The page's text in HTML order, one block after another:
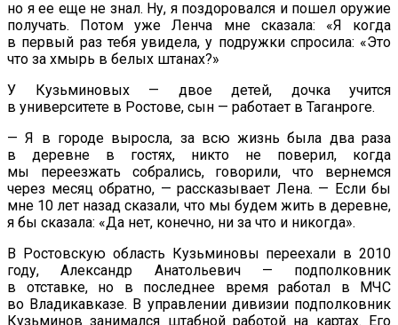
но я ее еще не знал. Ну, я поздоровался и пошел оружие
получать. Потом уже Ленча мне сказала: «Я
когда
в первый раз тебя увидела, у подружки спросила: «Это
что за хмырь в белых штанах?»
У
Кузьминовых — двое детей, дочка учится
в университете в Ростове, сын — работает в Таганроге.
— Я в городе выросла, за всю жизнь была два раза
в
деревне в гостях, никто не
поверил, когда
мы
переезжать собрались, говорили, что вернемся
через месяц обратно, — рассказывает Лена. — Если бы
мне 10 лет назад сказали, что мы будем жить в деревне,
я бы сказала: «Да нет, конечно, ни за что и никогда».
В Ростовскую область Кузьминовы переехали в 2010
году, Александр Анатольевич
— подполковник
в
отставке, но в последнее время работал в
МЧС
во Владикавказе. В управлении дивизии подполковник
Кузьминов занимался штабной работой на картах. Его